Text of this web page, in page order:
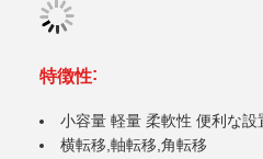
特徴性:
小容量 軽量 柔軟性 便利な設
横転移,軸転移,角転移